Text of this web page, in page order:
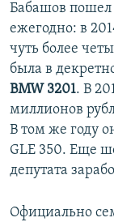
Бабашов пошел
ежегодно: в
чуть более
была в
BMW 3201. В
миллионов
В том же году
GLE 350. Еще
депутата
Официально